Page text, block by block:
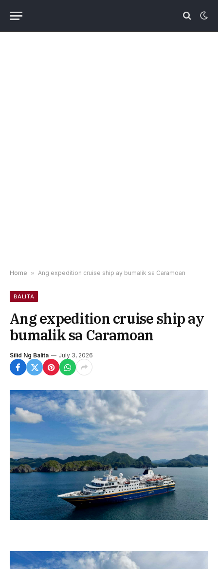
Home » Ang expedition cruise ship ay bumalik sa Caramoan
BALITA
Ang expedition cruise ship ay
bumalik sa Caramoan
Silid Ng Balita July 3, 2026